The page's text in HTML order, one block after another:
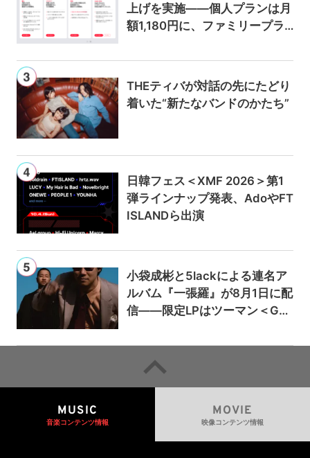
上げを実施——個人プランは月
額1,180円に、ファミリープラ
THEティバが対話の先にたどり
着いた“新たなバンドのかたち”
日韓フェス＜XMF 2026＞第1
弾ラインナップ発表、AdoやFT
ISLANDら出演
小袋成彬と5lackによる連名ア
ルバム『一張羅』が8月1日に配
信——限定LPはツーマン＜Gai
MUSIC
音楽コンテンツ情報
MOVIE
映像コンテンツ情報